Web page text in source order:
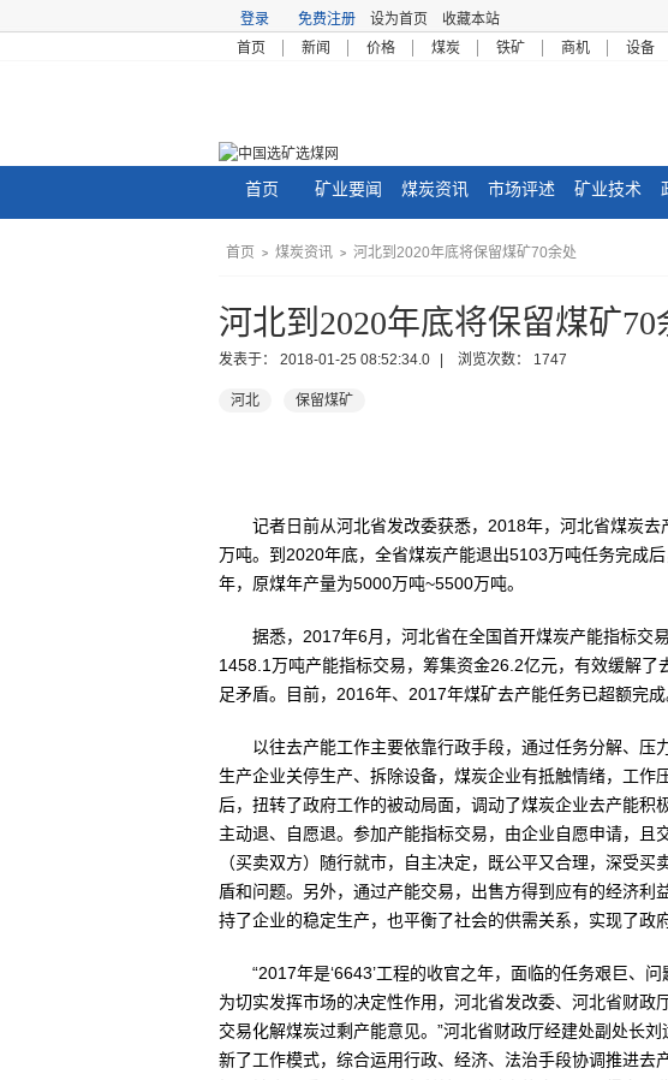
登录 免费注册 设为首页 收藏本站
首页
新闻 价格 煤炭 铁矿 商机 设备
首页 矿业要闻 煤炭资讯 市场评述 矿业技术
首页 > 煤炭资讯 > 河北到2020年底将保留煤矿70余处
河北到2020年底将保留煤矿70
发表于： 2018-01-25 08:52:34.0 | 浏览次数： 1747
河北 保留煤矿
记者日前从河北省发改委获悉，2018年，河北省煤炭
万吨。到2020年底，全省煤炭产能退出5103万吨任务完成
年，原煤年产量为5000万吨~5500万吨。
据悉，2017年6月，河北省在全国首开煤炭产能指标交
1458.1万吨产能指标交易，筹集资金26.2亿元，有效缓解
足矛盾。目前，2016年、2017年煤矿去产能任务已超额完成
以往去产能工作主要依靠行政手段，通过任务分解、压
生产企业关停生产、拆除设备，煤炭企业有抵触情绪，工作
后，扭转了政府工作的被动局面，调动了煤炭企业去产能积
主动退、自愿退。参加产能指标交易，由企业自愿申请，且
（买卖双方）随行就市，自主决定，既公平又合理，深受
盾和问题。另外，通过产能交易，出售方得到应有的经济利
持了企业的稳定生产，也平衡了社会的供需关系，实现了政
“2017年是‘6643’工程的收官之年，面临的任务艰巨、
为切实发挥市场的决定性作用，河北省发改委、河北省财政
交易化解煤炭过剩产能意见。”河北省财政厅经建处副处长
新了工作模式，综合运用行政、经济、法治手段协调推进去